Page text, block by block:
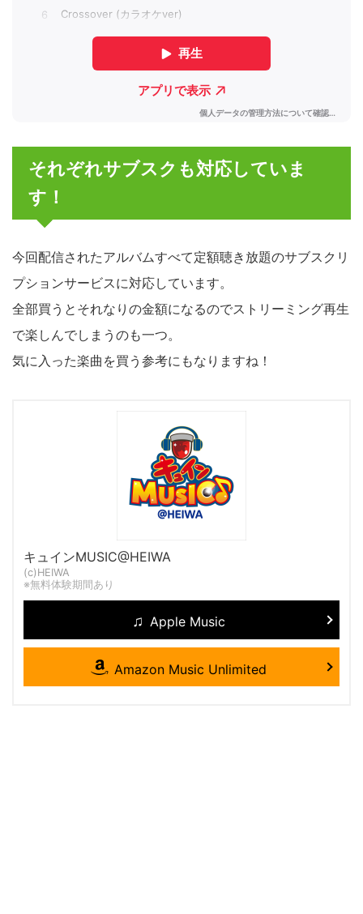
それぞれサブスクも対応していま
す！
今回配信されたアルバムすべて定額聴き放題のサブスクリ
プションサービスに対応しています。
全部買うとそれなりの金額になるのでストリーミング再生
で楽しんでしまうのも一つ。
気に入った楽曲を買う参考にもなりますね！
キュインMUSIC@HEIWA
(c)HEIWA
※無料体験期間あり
Apple Music
Amazon Music Unlimited